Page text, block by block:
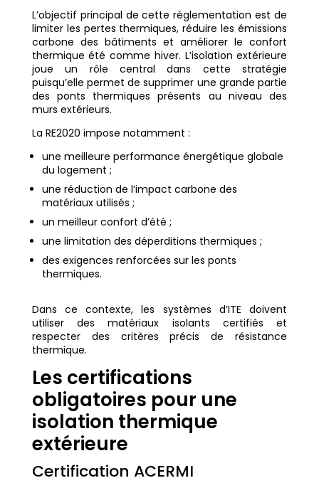
L’objectif principal de cette réglementation est de
limiter les pertes thermiques, réduire les émissions
carbone des bâtiments et améliorer le confort
thermique été comme hiver. L’isolation extérieure
joue un rôle central dans cette stratégie
puisqu’elle permet de supprimer une grande partie
des ponts thermiques présents au niveau des
murs extérieurs.
La RE2020 impose notamment :
une meilleure performance énergétique globale
du logement ;
une réduction de l’impact carbone des
matériaux utilisés ;
un meilleur confort d’été ;
une limitation des déperditions thermiques ;
des exigences renforcées sur les ponts
thermiques.
Dans ce contexte, les systèmes d’ITE doivent
utiliser des matériaux isolants certifiés et
respecter des critères précis de résistance
thermique.
Les certifications
obligatoires pour une
isolation thermique
extérieure
Certification ACERMI